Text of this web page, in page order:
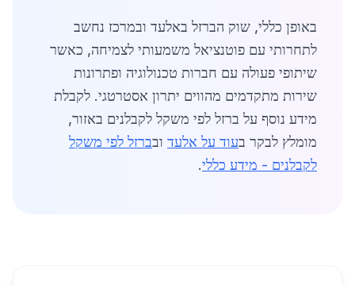
באופן כללי, שוק הברזל באלעד ובמרכז נחשב
לתחרותי עם פוטנציאל משמעותי לצמיחה, כאשר
שיתופי פעולה עם חברות טכנולוגיה ופתרונות
שירות מתקדמים מהווים יתרון אסטרטגי. לקבלת
מידע נוסף על ברזל לפי משקל לקבלנים באזור,
מומלץ לבקר בעוד על אלעד ובברזל לפי משקל
לקבלנים - מידע כללי.